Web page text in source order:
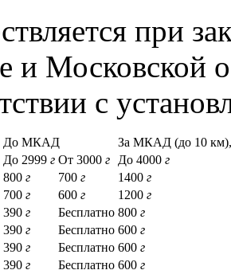
при
и Московской
с
До МКАД
За МКАД (до 10
До 2999 г От 3000 г До 4000 г
800 г 700 г 1400 г
700 г 600 г 1200 г
390 г Бесплатно 800 г
390 г Бесплатно 600 г
390 г Бесплатно 600 г
390 г Бесплатно 600 г